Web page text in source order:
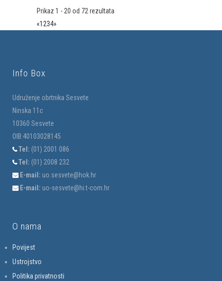
Prikaz 1 - 20 od 72 rezultata
«1234»
Info Box
Udruženje obrtnika Sesvete
Ninska 11c
10360 Sesvete
OIB:40103028145
Tel: (01) 2001 086
Tel: (01) 2008 232
E-mail: uo.sesvete@hok.hr
E-mail: uo-sesvete@hi.t-com.hr
O nama
Povijest
Ustrojstvo
Politika privatnosti